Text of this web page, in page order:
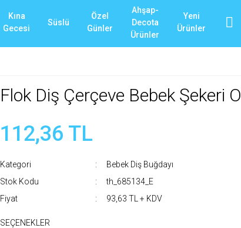
Kına
Gecesi
Süslü
Özel
Günler
Ahşap-
Decota
Ürünler
Yeni
Ürünler
Flok Diş Çerçeve Bebek Şekeri
112,36 TL
Kategori
Bebek Diş Buğdayı
Stok Kodu
th_685134_E
Fiyat
93,63 TL + KDV
SEÇENEKLER